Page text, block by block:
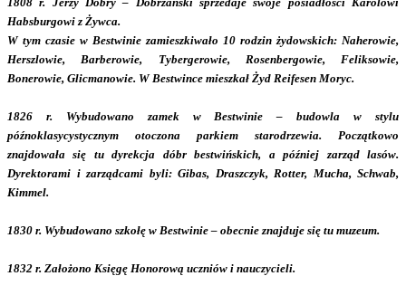
Habsburgowi z Żywca.
W tym czasie w Bestwinie zamieszkiwało 10 rodzin żydowskich: Naherowie,
Herszlowie, Barberowie, Tybergerowie, Rosenbergowie, Feliksowie,
Bonerowie, Glicmanowie. W Bestwince mieszkał Żyd Reifesen Moryc.
1826 r. Wybudowano zamek w Bestwinie – budowla w stylu
późnoklasycystycznym otoczona parkiem starodrzewia. Początkowo
znajdowała się tu dyrekcja dóbr bestwińskich, a później zarząd lasów.
Dyrektorami i zarządcami byli: Gibas, Draszczyk, Rotter, Mucha, Schwab,
Kimmel.
1830 r. Wybudowano szkołę w Bestwinie – obecnie znajduje się tu muzeum.
1832 r. Założono Księgę Honorową uczniów i nauczycieli.